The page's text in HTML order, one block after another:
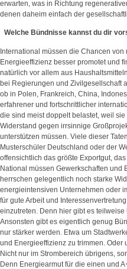
erwarten, was in Richtung
denen daheim einfach der
Welche Bündnisse kannst du dir
International müssen die Chancen
Energieeffizienz besser promotet und
natürlich vor allem aus
bei Regierungen und Zivilgesellschaft
ob in Polen, Frankreich, China,
erfahrener und fortschrittlicher
die sind meist doppelt belastet, weil
Widerstand gegen irrsinnige
unterstützen müssen. Viele dieser
Musterschüler Deutschland oder der
offensichtlich das größte Exportgut,
National müssen Gewerkschaften und
herrschen gelegentlich noch starke
energieintensiven Unternehmen oder
für gute Arbeit und
einzutreten. Denn hier gibt es
Ansonsten gibt es eigentlich genug
nur stärker werden. Etwa um
und Energieeffizienz zu trimmen. Oder
Nicht nur im Strombereich übrigens,
Denn Energiearmut für die einen und